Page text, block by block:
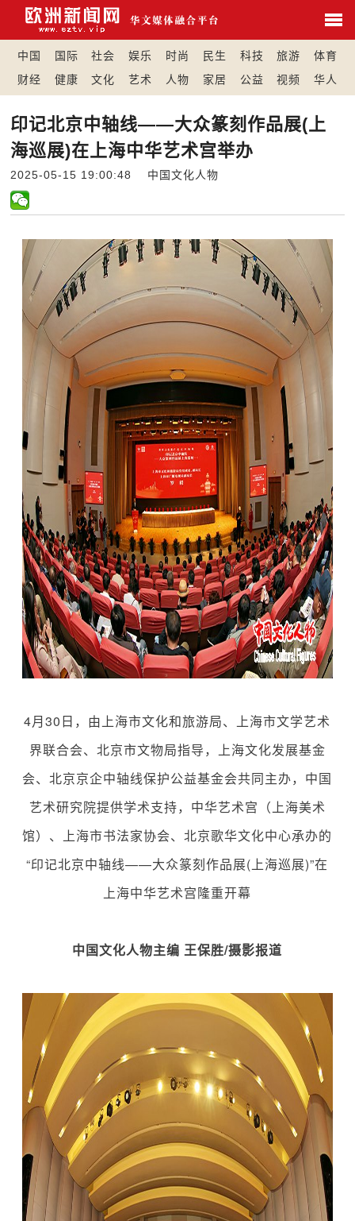
中国 国际 社会 娱乐 时尚 民生 科技 旅游
体育
财经
健康 文化 艺术 人物 家居 公益 视频 华人
印记北京中轴线——大众篆刻作品展(上
海巡展)在上海中华艺术宫举办
2025-05-15 19:00:48 中国文化人物
4月30日，由上海市文化和旅游局、上海市文学艺术
界联合会、北京市文物局指导，上海文化发展基金
会、北京京企中轴线保护公益基金会共同主办，中国
艺术研究院提供学术支持，中华艺术宫（上海美术
馆）、上海市书法家协会、北京歌华文化中心承办的
“印记北京中轴线——大众篆刻作品展(上海巡展)”在
上海中华艺术宫隆重开幕
中国文化人物主编 王保胜/摄影报道